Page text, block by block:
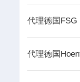
代理德国FSG
代理德国